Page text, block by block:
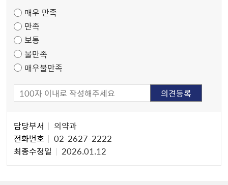
도
조
사
매우 만족
만족
보통
불만족
매우불만족
자
정
담당부서
의약과
전화번호
02-2627-2222
최종수정일
2026.01.12